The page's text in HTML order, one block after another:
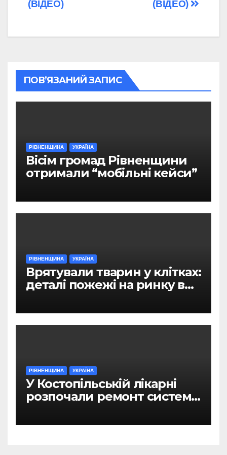
(ВІДЕО)
(ВІДЕО)
ПОВ’ЯЗАНИЙ ЗАПИС
РІВНЕНЩИНА УКРАЇНА
Вісім громад Рівненщини
отримали “мобільні кейси”
РІВНЕНЩИНА УКРАЇНА
Врятували тварин у клітках:
деталі пожежі на ринку в
РІВНЕНЩИНА УКРАЇНА
У Костопільській лікарні
розпочали ремонт системи